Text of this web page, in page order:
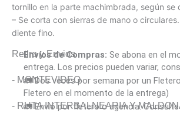
tornillo en la parte machimbrada, según se
– Se corta con sierras de mano o
diente fino.
Retiro y Envios
Envíos de Compras: Se abona en el
entrega. Los precios pueden variar,
- MONTEVIDEO
🚛 Dos veces por semana por un
Fletero en el momento de la entrega)
- RUTA INTERBALNEARIA Y
🚛 Envió por fletero o agencia.